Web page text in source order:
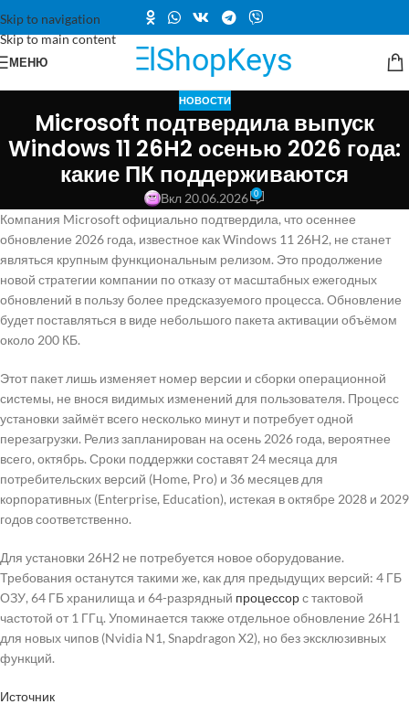
Skip to navigation
Skip to main content
МЕНЮ
НОВОСТИ
Microsoft подтвердила выпуск
Windows 11 26H2 осенью 2026 года:
какие ПК поддерживаются
Вкл 20.06.2026 0
Компания Microsoft официально подтвердила, что осеннее
обновление 2026 года, известное как Windows 11 26H2, не станет
являться крупным функциональным релизом. Это продолжение
новой стратегии компании по отказу от масштабных ежегодных
обновлений в пользу более предсказуемого процесса. Обновление
будет поставляться в виде небольшого пакета активации объёмом
около 200 КБ.
Этот пакет лишь изменяет номер версии и сборки операционной
системы, не внося видимых изменений для пользователя. Процесс
установки займёт всего несколько минут и потребует одной
перезагрузки. Релиз запланирован на осень 2026 года, вероятнее
всего, октябрь. Сроки поддержки составят 24 месяца для
потребительских версий (Home, Pro) и 36 месяцев для
корпоративных (Enterprise, Education), истекая в октябре 2028 и 2029
годов соответственно.
Для установки 26H2 не потребуется новое оборудование.
Требования останутся такими же, как для предыдущих версий: 4 ГБ
ОЗУ, 64 ГБ хранилища и 64-разрядный процессорс тактовой
частотой от 1 ГГц. Упоминается также отдельное обновление 26H1
для новых чипов (Nvidia N1, Snapdragon X2), но без эксклюзивных
функций.
Источник